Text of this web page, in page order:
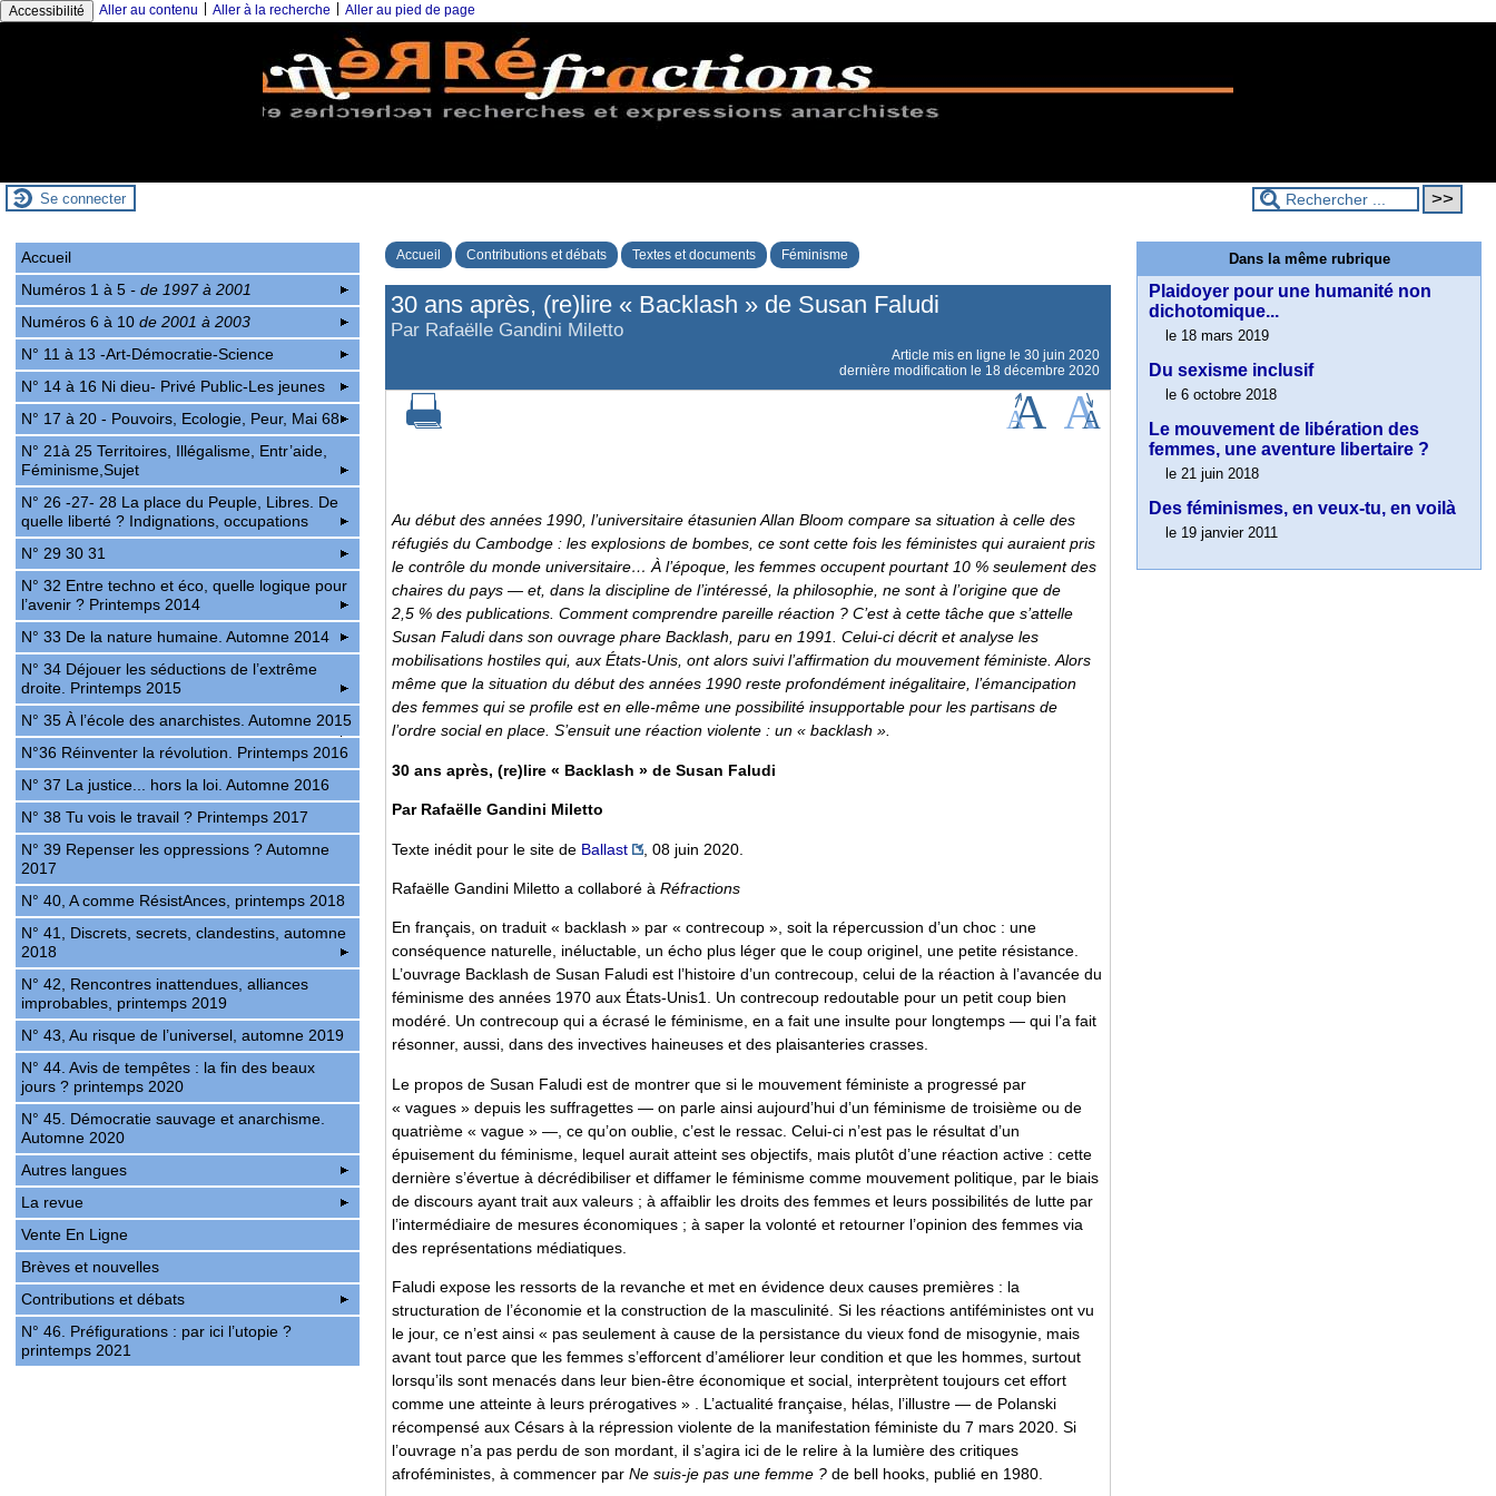
Accessibilité Aller au contenu Aller à la recherche Aller au pied de page
Se connecter
Accueil Contributions et débats Textes et documents Féminisme
30 ans après, (re)lire « Backlash » de Susan Faludi
Par Rafaëlle Gandini Miletto
Article mis en ligne le 30 juin 2020
dernière modification le 18 décembre 2020
Au début des années 1990, l’universitaire étasunien Allan Bloom compare sa situation à celle des
réfugiés du Cambodge : les explosions de bombes, ce sont cette fois les féministes qui auraient pris
le contrôle du monde universitaire… À l’époque, les femmes occupent pourtant 10 % seulement des
chaires du pays — et, dans la discipline de l’intéressé, la philosophie, ne sont à l’origine que de
2,5 % des publications. Comment comprendre pareille réaction ? C’est à cette tâche que s’attelle
Susan Faludi dans son ouvrage phare Backlash, paru en 1991. Celui-ci décrit et analyse les
mobilisations hostiles qui, aux États-Unis, ont alors suivi l’affirmation du mouvement féministe. Alors
même que la situation du début des années 1990 reste profondément inégalitaire, l’émancipation
des femmes qui se profile est en elle-même une possibilité insupportable pour les partisans de
l’ordre social en place. S’ensuit une réaction violente : un « backlash ».
30 ans après, (re)lire « Backlash » de Susan Faludi
Par Rafaëlle Gandini Miletto
Texte inédit pour le site de Ballast , 08 juin 2020.
Rafaëlle Gandini Miletto a collaboré à Réfractions
En français, on traduit « backlash » par « contrecoup », soit la répercussion d’un choc : une
conséquence naturelle, inéluctable, un écho plus léger que le coup originel, une petite résistance.
L’ouvrage Backlash de Susan Faludi est l’histoire d’un contrecoup, celui de la réaction à l’avancée du
féminisme des années 1970 aux États-Unis1. Un contrecoup redoutable pour un petit coup bien
modéré. Un contrecoup qui a écrasé le féminisme, en a fait une insulte pour longtemps — qui l’a fait
résonner, aussi, dans des invectives haineuses et des plaisanteries crasses.
Le propos de Susan Faludi est de montrer que si le mouvement féministe a progressé par
« vagues » depuis les suffragettes — on parle ainsi aujourd’hui d’un féminisme de troisième ou de
quatrième « vague » —, ce qu’on oublie, c’est le ressac. Celui-ci n’est pas le résultat d’un
épuisement du féminisme, lequel aurait atteint ses objectifs, mais plutôt d’une réaction active : cette
dernière s’évertue à décrédibiliser et diffamer le féminisme comme mouvement politique, par le biais
de discours ayant trait aux valeurs ; à affaiblir les droits des femmes et leurs possibilités de lutte par
l’intermédiaire de mesures économiques ; à saper la volonté et retourner l’opinion des femmes via
des représentations médiatiques.
Faludi expose les ressorts de la revanche et met en évidence deux causes premières : la
structuration de l’économie et la construction de la masculinité. Si les réactions antiféministes ont vu
le jour, ce n’est ainsi « pas seulement à cause de la persistance du vieux fond de misogynie, mais
avant tout parce que les femmes s’efforcent d’améliorer leur condition et que les hommes, surtout
lorsqu’ils sont menacés dans leur bien-être économique et social, interprètent toujours cet effort
comme une atteinte à leurs prérogatives » . L’actualité française, hélas, l’illustre — de Polanski
récompensé aux Césars à la répression violente de la manifestation féministe du 7 mars 2020. Si
l’ouvrage n’a pas perdu de son mordant, il s’agira ici de le relire à la lumière des critiques
afroféministes, à commencer par Ne suis-je pas une femme ? de bell hooks, publié en 1980.
Accueil
Numéros 1 à 5- de 1997 à 2001
Numéros 6 à 10de 2001 à 2003
N° 11 à 13 -Art-Démocratie-Science
N° 14 à 16 Ni dieu- Privé Public-Les jeunes
N° 17 à 20 - Pouvoirs, Ecologie, Peur, Mai 68
N° 21à 25 Territoires, Illégalisme, Entr’aide,
Féminisme,Sujet
N° 26 -27- 28 La place du Peuple, Libres. De
quelle liberté ? Indignations, occupations
N° 29 30 31
N° 32 Entre techno et éco, quelle logique pour
l’avenir ? Printemps 2014
N° 33 De la nature humaine. Automne 2014
N° 34 Déjouer les séductions de l’extrême
droite. Printemps 2015
N° 35 À l’école des anarchistes. Automne 2015
N°36 Réinventer la révolution. Printemps 2016
N° 37 La justice... hors la loi. Automne 2016
N° 38 Tu vois le travail ? Printemps 2017
N° 39 Repenser les oppressions ? Automne
2017
N° 40, A comme RésistAnces, printemps 2018
N° 41, Discrets, secrets, clandestins, automne
2018
N° 42, Rencontres inattendues, alliances
improbables, printemps 2019
N° 43, Au risque de l’universel, automne 2019
N° 44. Avis de tempêtes : la fin des beaux
jours ? printemps 2020
N° 45. Démocratie sauvage et anarchisme.
Automne 2020
Autres langues
La revue
Vente En Ligne
Brèves et nouvelles
Contributions et débats
N° 46. Préfigurations : par ici l’utopie ?
printemps 2021
Dans la même rubrique
Plaidoyer pour une humanité non
dichotomique...
le 18 mars 2019
Du sexisme inclusif
le 6 octobre 2018
Le mouvement de libération des
femmes, une aventure libertaire ?
le 21 juin 2018
Des féminismes, en veux-tu, en voilà
le 19 janvier 2011